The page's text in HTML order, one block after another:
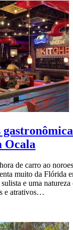
Ocala
de carro ao
muito da Flórida
e uma
e atrativos…